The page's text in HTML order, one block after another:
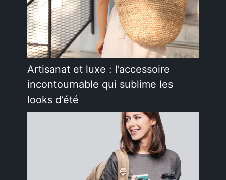
Artisanat et luxe : l’accessoire
incontournable qui sublime les
looks d’été